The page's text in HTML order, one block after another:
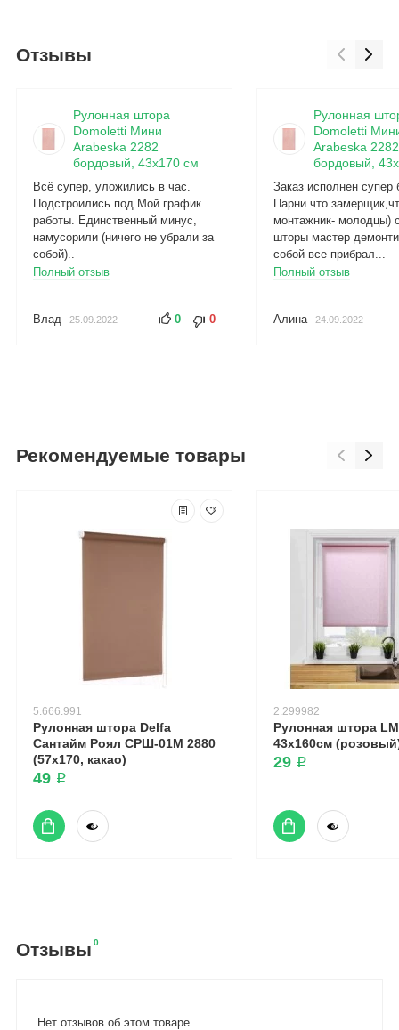
Отзывы
Рулонная штора
Domoletti Мини
Arabeska 2282
бордовый, 43x170 см
Всё супер, уложились в час.
Подстроились под Мой график
работы. Единственный минус,
намусорили (ничего не убрали за
собой)..
Полный отзыв
Влад 25.09.2022 0 0
Рулонная
Domoletti
Arabeska 2282
бордовый,
Заказ исполнен супер
Парни что
монтажник- молодцы)
шторы мастер
собой все прибрал...
Полный отзыв
Алина 24.09.2022
Рекомендуемые товары
5.666.991
Рулонная штора Delfa
Сантайм Роял СРШ-01М 2880
(57x170, какао)
49 ₽
2.299982
Рулонная штора
43х160см
29 ₽
Отзывы 0
Нет отзывов об этом товаре.